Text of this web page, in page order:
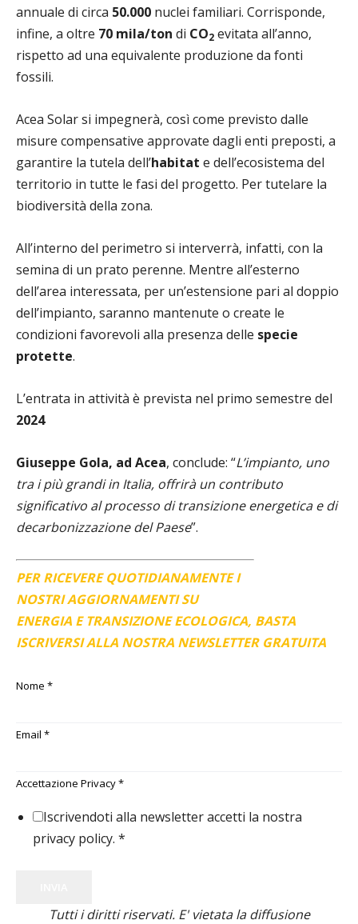
annuale di circa 50.000 nuclei familiari. Corrisponde,
infine, a oltre 70 mila/ton di CO2 evitata all’anno,
rispetto ad una equivalente produzione da fonti
fossili.
Acea Solar si impegnerà, così come previsto dalle
misure compensative approvate dagli enti preposti, a
garantire la tutela dell’habitat e dell’ecosistema del
territorio in tutte le fasi del progetto. Per tutelare la
biodiversità della zona.
All’interno del perimetro si interverrà, infatti, con la
semina di un prato perenne. Mentre all’esterno
dell’area interessata, per un’estensione pari al doppio
dell’impianto, saranno mantenute o create le
condizioni favorevoli alla presenza delle specie
protette.
L’entrata in attività è prevista nel primo semestre del
2024
Giuseppe Gola, ad Acea, conclude: “L’impianto, uno
tra i più grandi in Italia, offrirà un contributo
significativo al processo di transizione energetica e di
decarbonizzazione del Paese”.
PER RICEVERE QUOTIDIANAMENTE I
NOSTRI AGGIORNAMENTI SU
ENERGIA E TRANSIZIONE ECOLOGICA, BASTA
ISCRIVERSI ALLA NOSTRA NEWSLETTER GRATUITA
Nome *
Email *
Accettazione Privacy*
Iscrivendoti alla newsletter accetti la nostra
privacy policy. *
Tutti i diritti riservati. E' vietata la diffusione